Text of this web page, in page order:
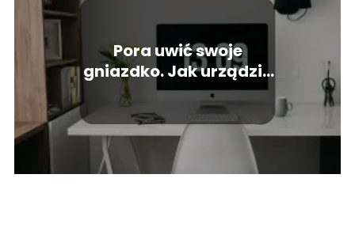
Pora uwić swoje
gniazdko. Jak urządzić
kawalerkę dla dwojga?